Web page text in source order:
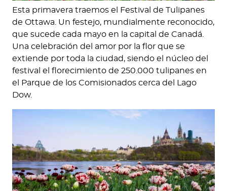
Esta primavera traemos el Festival de Tulipanes
de Ottawa. Un festejo, mundialmente reconocido,
que sucede cada mayo en la capital de Canadá.
Una celebración del amor por la flor que se
extiende por toda la ciudad, siendo el núcleo del
festival el florecimiento de 250.000 tulipanes en
el Parque de los Comisionados cerca del Lago
Dow.